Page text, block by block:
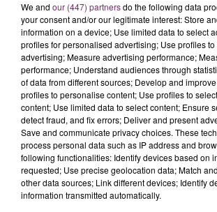
LES AUTRES JEUX >
We and our (447) partnersdo the following data
your consent and/or our legitimate interest: Store
information on a device; Use limited data to select
profiles for personalised advertising; Use profiles
advertising; Measure advertising performance;
performance; Understand audiences through
of data from different sources; Develop and
profiles to personalise content; Use profiles to
content; Use limited data to select content; Ensure
detect fraud, and fix errors; Deliver and present
Save and communicate privacy choices. These
process personal data such as IP address and
following functionalities: Identify devices based on
requested; Use precise geolocation data; Match
other data sources; Link different devices; Identify
information transmitted automatically.